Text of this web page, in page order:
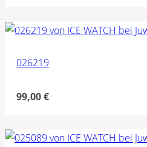
026219
99,00€